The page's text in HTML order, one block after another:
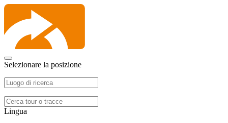
Selezionare la posizione
Lingua